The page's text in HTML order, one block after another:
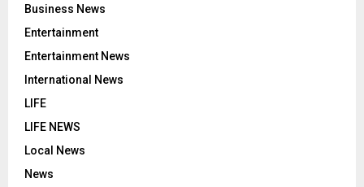
Business News
Entertainment
Entertainment News
International News
LIFE
LIFE NEWS
Local News
News